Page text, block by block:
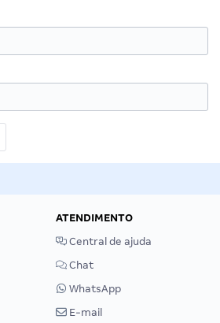
ATENDIMENTO
Central de ajuda
Chat
WhatsApp
E-mail